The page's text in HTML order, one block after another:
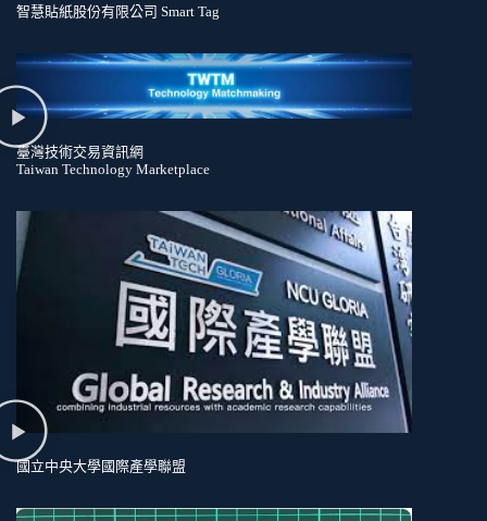
智慧貼紙股份有限公司 Smart Tag
臺灣技術交易資訊網
Taiwan Technology Marketplace
國立中央大學國際產學聯盟